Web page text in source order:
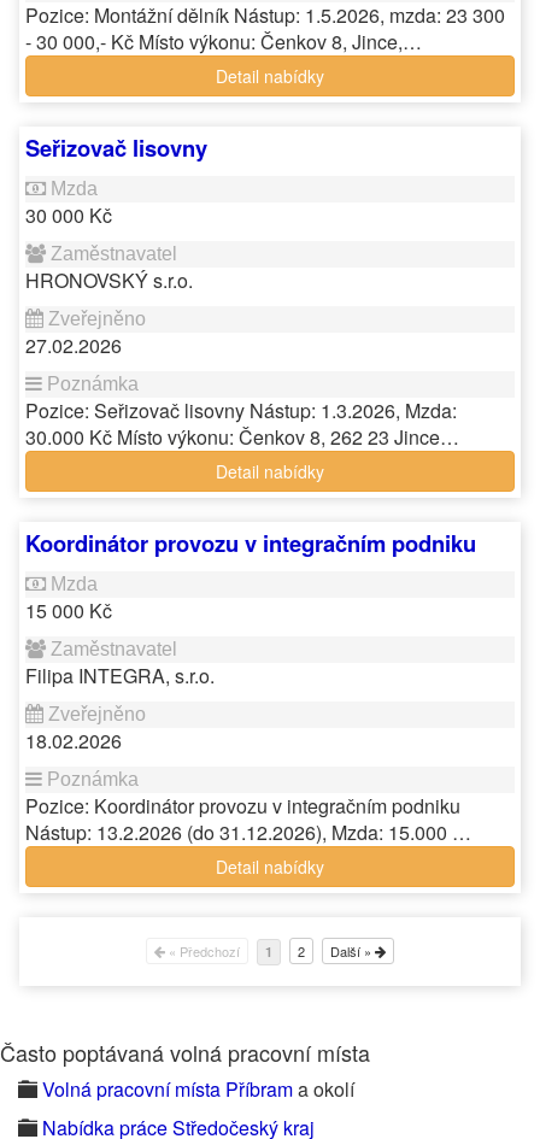
Pozice: Montážní dělník Nástup: 1.5.2026, mzda: 23 300
- 30 000,- Kč Místo výkonu: Čenkov 8, Jince,…
Detail nabídky
Seřizovač lisovny
30 000 Kč
HRONOVSKÝ s.r.o.
27.02.2026
Pozice: Seřizovač lisovny Nástup: 1.3.2026, Mzda:
30.000 Kč Místo výkonu: Čenkov 8, 262 23 Jince…
Detail nabídky
Koordinátor provozu v integračním podniku
15 000 Kč
Filipa INTEGRA, s.r.o.
18.02.2026
Pozice: Koordinátor provozu v integračním podniku
Nástup: 13.2.2026 (do 31.12.2026), Mzda: 15.000 …
Detail nabídky
« Předchozí 1 2 Další »
Často poptávaná volná pracovní místa
Volná pracovní místa Příbrama okolí
Nabídka práce Středočeský kraj